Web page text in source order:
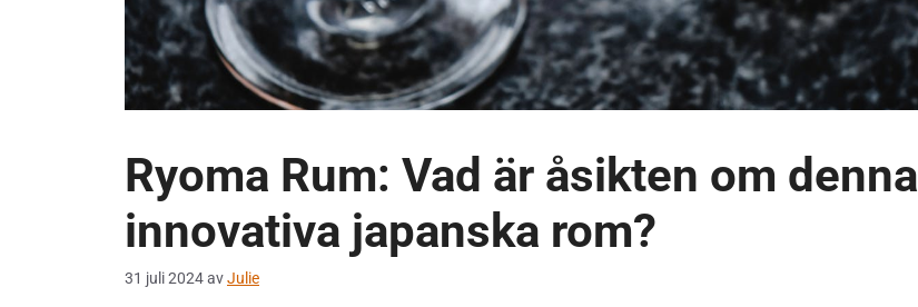
Ryoma Rum: Vad är åsikten om denna
innovativa japanska rom?
31 juli 2024avJulie